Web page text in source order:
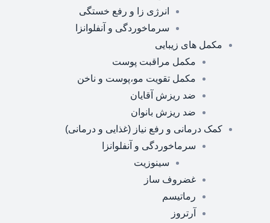
انرژی زا و رفع خستگی
سرماخوردگی و آنفلوانزا
مکمل های زیبایی
مکمل مراقبت پوست
مکمل تقویت مو،پوست و ناخن
ضد ریزش آقایان
ضد ریزش بانوان
کمک درمانی و رفع نیاز (غذایی و درمانی)
سرماخوردگی و آنفلوانزا
سینوزیت
غضروف ساز
رماتیسم
آرتروز